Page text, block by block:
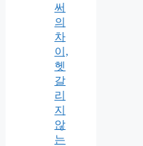
써
의
차
이,
헷
갈
리
지
않
는